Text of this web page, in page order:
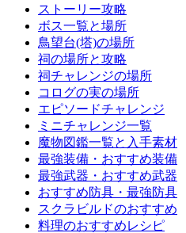
ストーリー攻略
ボス一覧と場所
鳥望台(塔)の場所
祠の場所と攻略
祠チャレンジの場所
コログの実の場所
エピソードチャレンジ
ミニチャレンジ一覧
魔物図鑑一覧と入手素材
最強装備・おすすめ装備
最強武器・おすすめ武器
おすすめ防具・最強防具
スクラビルドのおすすめ
料理のおすすめレシピ